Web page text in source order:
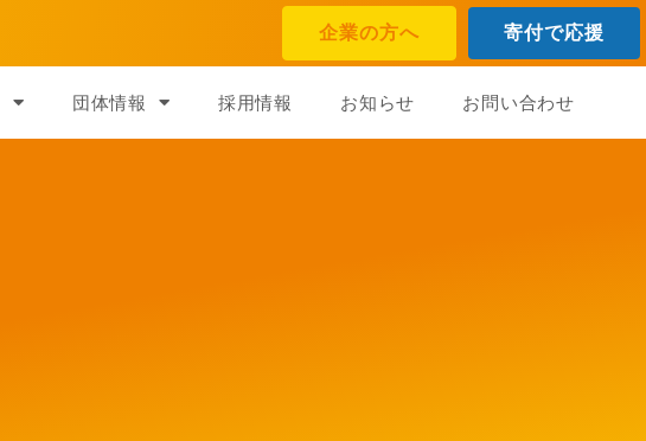
企業の方へ 寄付で応援
団体情報 採用情報 お知らせ お問い合わせ